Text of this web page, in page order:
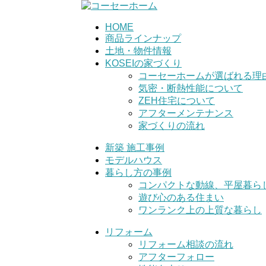
HOME
商品ラインナップ
土地・物件情報
KOSEIの家づくり
コーセーホームが選ばれる理
気密・断熱性能について
ZEH住宅について
アフターメンテナンス
家づくりの流れ
新築 施工事例
モデルハウス
暮らし方の事例
コンパクトな動線、平屋暮ら
遊び心のある住まい
ワンランク上の上質な暮らし
リフォーム
リフォーム相談の流れ
アフターフォロー